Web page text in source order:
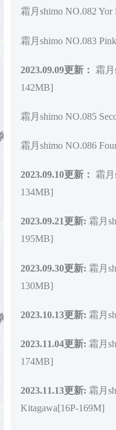
霜月shimo NO.082 Yor
霜月shimo NO.083
2023.09.09更新：
霜月
142MB]
霜月shimo NO.085
霜月shimo NO.086
2023.09.10更新：
霜月
134MB]
2023.09.21更新: 霜月
195MB]
2023.09.30更新: 霜月
130MB]
2023.10.13更新: 霜月
2023.11.04更新: 霜月
174MB]
2023.11.13更新: 霜月
Kitagawa[16P-169M]